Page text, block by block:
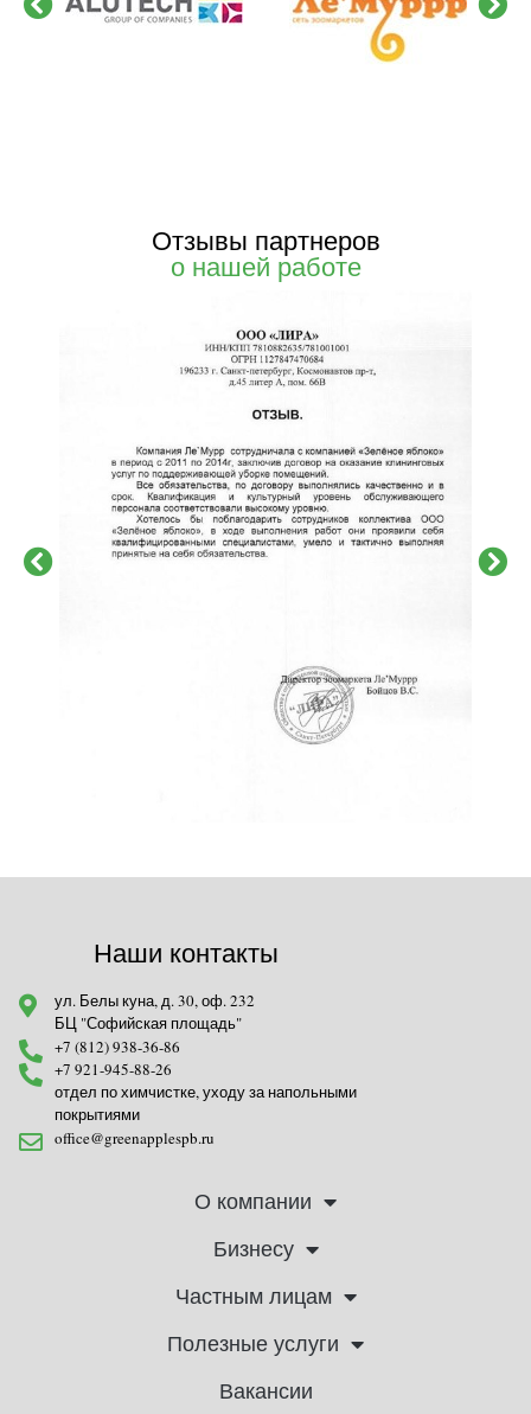
Отзывы партнеров
о нашей работе
О компании
Бизнесу
Частным лицам
Полезные услуги
Вакансии
Наши контакты
ул. Белы куна, д. 30, оф. 232
БЦ "Софийская площадь"
+7 (812) 938-36-86
+7 921-945-88-26
отдел по химчистке, уходу за напольными
покрытиями
office@greenapplespb.ru